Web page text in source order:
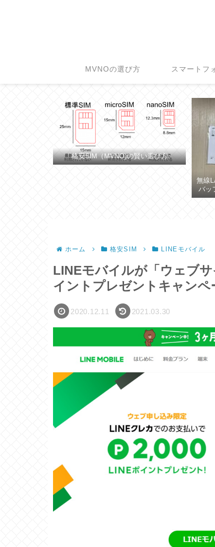
MVNOの選び方 スマートフ
格安SIM（MVNO)の賢い選び方
無線
バッ
ホーム 格安SIM LINEモバイル
LINEモバイルが「ウェブ
イントプレゼントキャンペ
2020.12.11 2021.03.30